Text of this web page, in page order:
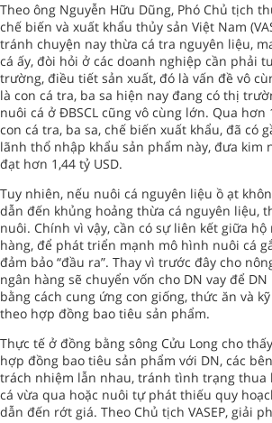
Theo ông Nguyễn Hữu Dũng, Phó Chủ tịch
chế biến và xuất khẩu thủy sản Việt Nam
tránh chuyện nay thừa cá tra nguyên liệu,
cá ấy, đòi hỏi ở các doanh nghiệp cần phải
trường, điều tiết sản xuất, đó là vấn đề vô
là con cá tra, ba sa hiện nay đang có thị
nuôi cá ở ĐBSCL cũng vô cùng lớn. Qua
con cá tra, ba sa, chế biến xuất khẩu, đã có
lãnh thổ nhập khẩu sản phẩm này, đưa kim
đạt hơn 1,44 tỷ USD.
Tuy nhiên, nếu nuôi cá nguyên liệu ồ ạt
dẫn đến khủng hoảng thừa cá nguyên liệu,
nuôi. Chính vì vậy, cần có sự liên kết giữa hộ
hàng, để phát triển mạnh mô hình nuôi cá
đảm bảo “đầu ra”. Thay vì trước đây cho
ngân hàng sẽ chuyển vốn cho DN vay để
bằng cách cung ứng con giống, thức ăn và
theo hợp đồng bao tiêu sản phẩm.
Thực tế ở đồng bằng sông Cửu Long cho
hợp đồng bao tiêu sản phẩm với DN, các
trách nhiệm lẫn nhau, tránh tình trạng
cá vừa qua hoặc nuôi tự phát thiếu quy
dẫn đến rớt giá. Theo Chủ tịch VASEP, giải